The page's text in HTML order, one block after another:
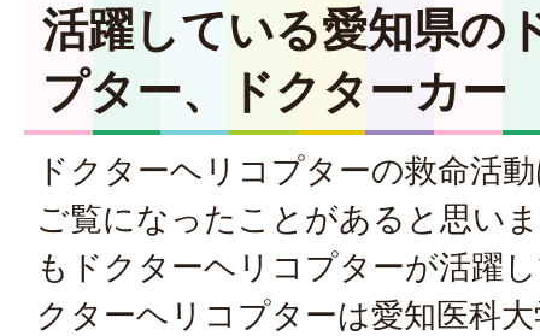
活躍している愛知県の
プター、ドクターカー
ドクターヘリコプターの救命活
ご覧になったことがあると思い
もドクターヘリコプターが活躍
クターヘリコプターは愛知医科